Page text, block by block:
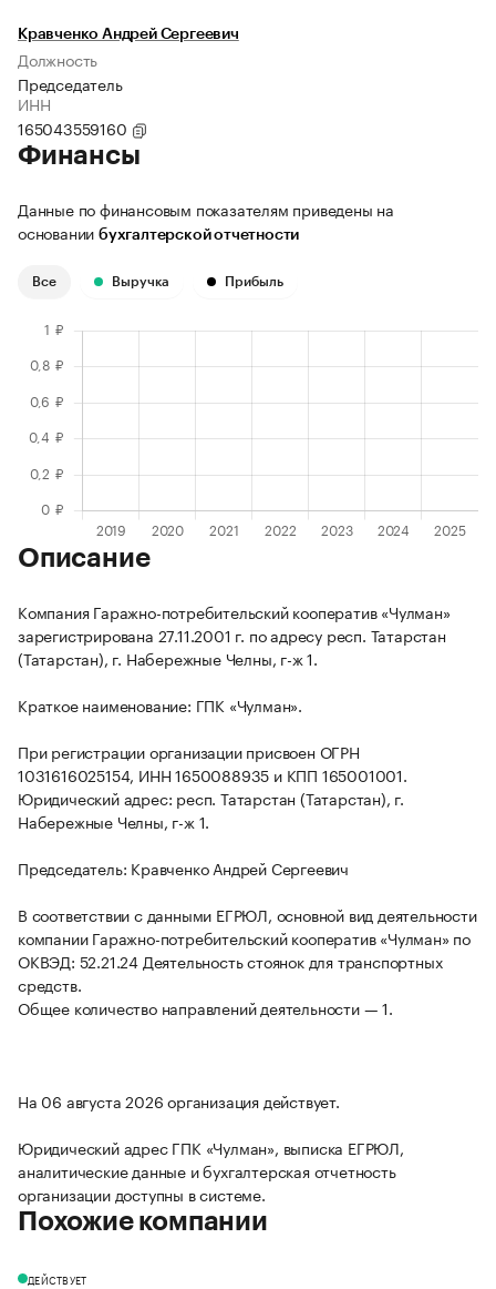
Кравченко Андрей Сергеевич
Должность
Председатель
ИНН
165043559160
Финансы
Данные по финансовым показателям приведены на
основании бухгалтерской отчетности
Все Выручка Прибыль
Описание
Компания Гаражно-потребительский кооператив «Чулман»
зарегистрирована 27.11.2001 г. по адресу респ. Татарстан
(Татарстан), г. Набережные Челны, г-ж 1.
Краткое наименование: ГПК «Чулман».
При регистрации организации присвоен ОГРН
1031616025154, ИНН 1650088935 и КПП 165001001.
Юридический адрес: респ. Татарстан (Татарстан), г.
Набережные Челны, г-ж 1.
Председатель: Кравченко Андрей Сергеевич
В соответствии с данными ЕГРЮЛ, основной вид деятельности
компании Гаражно-потребительский кооператив «Чулман» по
ОКВЭД: 52.21.24 Деятельность стоянок для транспортных
средств.
Общее количество направлений деятельности — 1.
На 06 августа 2026 организация действует.
Юридический адрес ГПК «Чулман», выписка ЕГРЮЛ,
аналитические данные и бухгалтерская отчетность
организации доступны в системе.
Похожие компании
ДЕЙСТВУЕТ